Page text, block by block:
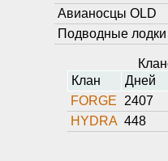
Авианосцы OLD
Подводные лодки
Клан
Дней
FORGE
2407
HYDRA 448